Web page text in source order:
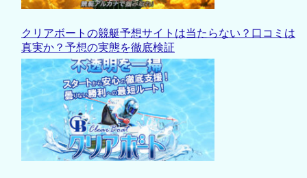
クリアボートの競艇予想サイトは当たらない？口コミは
真実か？予想の実態を徹底検証